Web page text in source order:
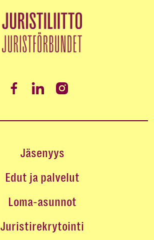
Jäsenyys
Edut ja palvelut
Loma-asunnot
Juristirekrytointi